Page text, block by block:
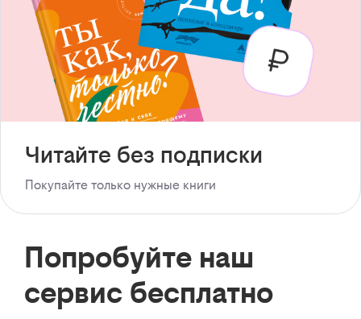
Читайте без подписки
Покупайте только нужные книги
Попробуйте наш
сервис бесплатно